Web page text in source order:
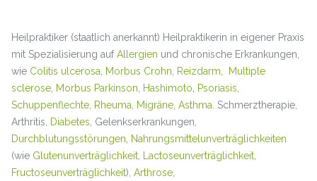
Heilpraktiker (staatlich anerkannt) Heilpraktikerin in eigener Praxis
mit Spezialisierung aufAllergien und chronische Erkrankungen,
wie Colitis ulcerosa Morbus Crohn Reizdarm
Multiple
sclerose, Morbus Parkinson Hashimoto Psoriasis
Schuppenflechte, Rheuma Migräne, Asthma . Schmerztherapie,
Arthritis,
Diabetes , Gelenkserkrankungen,
Durchblutungsstörungen
Nahrungsmittelunverträglichkeiten
(wie Glutenunverträglichkeit, Lactoseunverträglichkeit,
Fructoseunverträglichkeit), Arthrose,